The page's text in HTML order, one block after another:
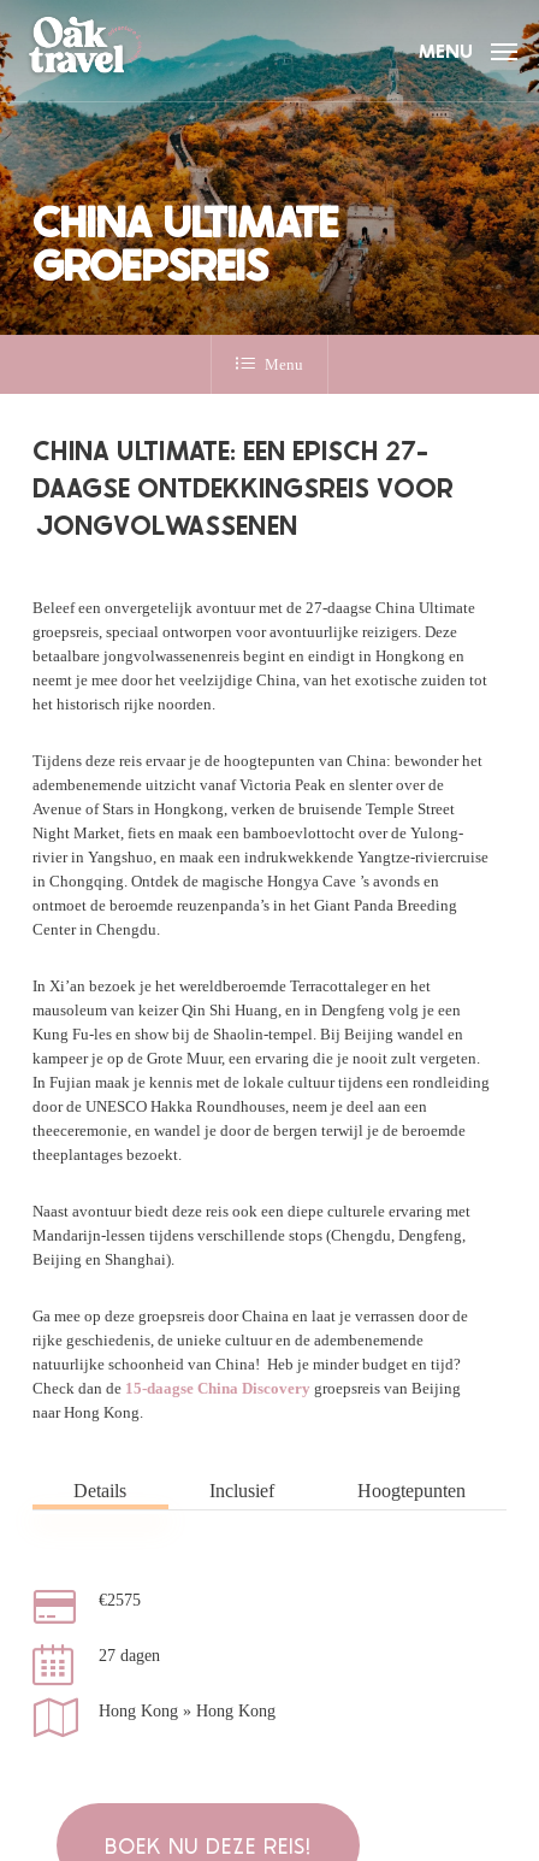
to
main
content
MENU
CHINA ULTIMATE
GROEPSREIS
Menu
CHINA ULTIMATE: EEN EPISCH 27-
DAAGSE ONTDEKKINGSREIS VOOR
JONGVOLWASSENEN
Beleef een onvergetelijk avontuur met de 27-daagse China Ultimate
groepsreis, speciaal ontworpen voor avontuurlijke reizigers. Deze
betaalbare jongvolwassenenreis begint en eindigt in Hongkong en
neemt je mee door het veelzijdige China, van het exotische zuiden tot
het historisch rijke noorden.
Tijdens deze reis ervaar je de hoogtepunten van China: bewonder het
adembenemende uitzicht vanaf Victoria Peak en slenter over de
Avenue of Stars in Hongkong, verken de bruisende Temple Street
Night Market, fiets en maak een bamboevlottocht over de Yulong-
rivier in Yangshuo, en maak een indrukwekkende Yangtze-riviercruise
in Chongqing. Ontdek de magische Hongya Cave ’s avonds en
ontmoet de beroemde reuzenpanda’s in het Giant Panda Breeding
Center in Chengdu.
In Xi’an bezoek je het wereldberoemde Terracottaleger en het
mausoleum van keizer Qin Shi Huang, en in Dengfeng volg je een
Kung Fu-les en show bij de Shaolin-tempel. Bij Beijing wandel en
kampeer je op de Grote Muur, een ervaring die je nooit zult vergeten.
In Fujian maak je kennis met de lokale cultuur tijdens een rondleiding
door de UNESCO Hakka Roundhouses, neem je deel aan een
theeceremonie, en wandel je door de bergen terwijl je de beroemde
theeplantages bezoekt.
Naast avontuur biedt deze reis ook een diepe culturele ervaring met
Mandarijn-lessen tijdens verschillende stops (Chengdu, Dengfeng,
Beijing en Shanghai).
Ga mee op deze groepsreis door Chaina en laat je verrassen door de
rijke geschiedenis, de unieke cultuur en de adembenemende
natuurlijke schoonheid van China! Heb je minder budget en tijd?
Check dan de 15-daagse China Discovery groepsreis van Beijing
naar Hong Kong.
Details Inclusief Hoogtepunten
€2575
27 dagen
Hong Kong » Hong Kong
BOEK NU DEZE REIS!